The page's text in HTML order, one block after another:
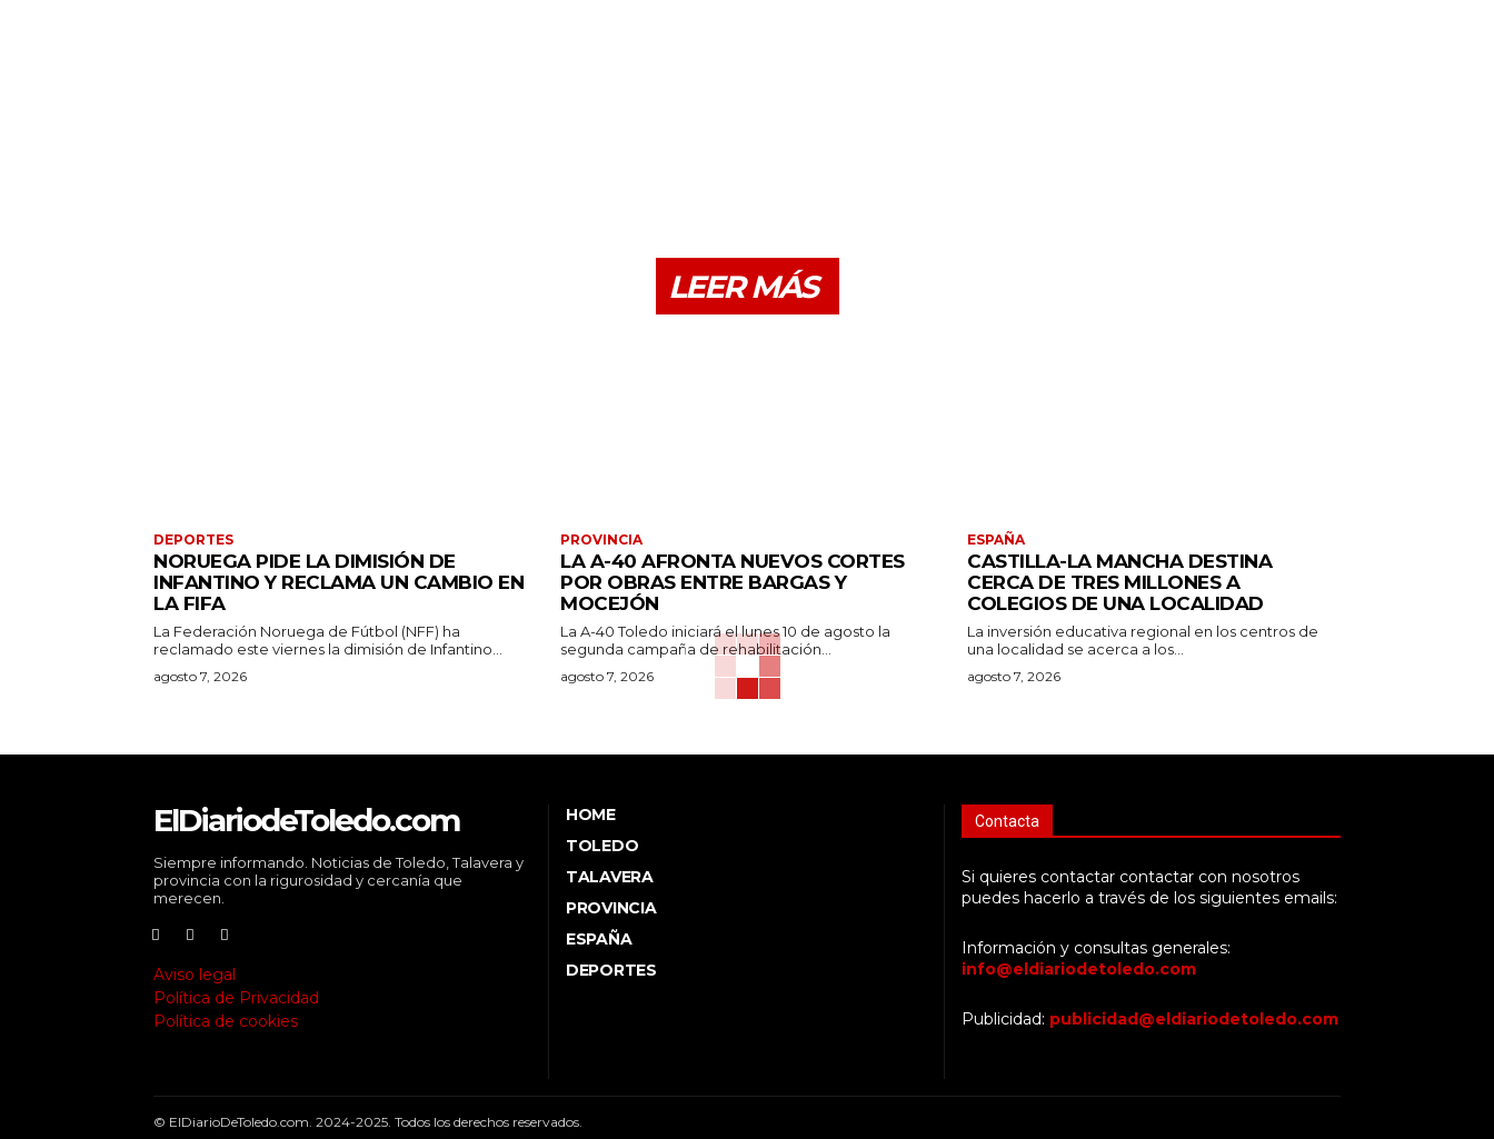
LEER MÁS
DEPORTES
NORUEGA PIDE LA DIMISIÓN DE
INFANTINO Y RECLAMA UN CAMBIO EN
LA FIFA
La Federación Noruega de Fútbol (NFF) ha
reclamado este viernes la dimisión de Infantino...
agosto 7, 2026
PROVINCIA
LA A-40 AFRONTA NUEVOS CORTES
POR OBRAS ENTRE BARGAS Y
MOCEJÓN
La A-40 Toledo iniciará el lunes 10 de agosto la
segunda campaña de rehabilitación...
agosto 7, 2026
ESPAÑA
CASTILLA-LA MANCHA DESTINA
CERCA DE TRES MILLONES A
COLEGIOS DE UNA LOCALIDAD
La inversión educativa regional en los centros de
una localidad se acerca a los...
agosto 7, 2026
ElDiariodeToledo.com
Siempre informando. Noticias de Toledo, Talavera y
provincia con la rigurosidad y cercanía que
merecen.
Aviso legal
Política de Privacidad
Política de cookies
HOME
TOLEDO
TALAVERA
PROVINCIA
ESPAÑA
DEPORTES
Contacta
Si quieres contactar contactar con nosotros
puedes hacerlo a través de los siguientes emails:
Información y consultas generales:
info@eldiariodetoledo.com
Publicidad: publicidad@eldiariodetoledo.com
© ElDiarioDeToledo.com. 2024-2025. Todos los derechos reservados.